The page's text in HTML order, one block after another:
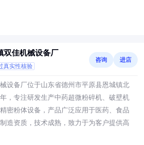
双佳机械设备厂
真实性核验
咨询 进店
设备厂位于山东省德州市平原县恩城镇北
，专注研发生产中药超微粉碎机、破壁机
密粉体设备，产品广泛应用于医药、食品
造资质，技术成熟，致力于为客户提供高